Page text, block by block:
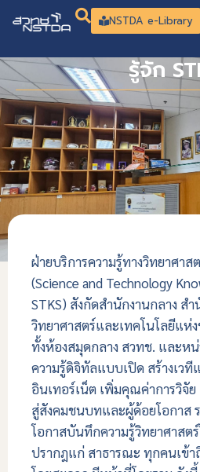
NSTDA e-Library
รู้จัก
ฝ่ายบริการความรู้ทางวิทยาศาส
(Science and Technology
STKS) สังกัดสำนักงานกลาง ส
วิทยาศาสตร์และเทคโนโลยีแห่
ทั้งห้องสมุดกลาง สวทช. และห
ความรู้ดิจิทัลแบบเปิด สร้างเวที
อินเทอร์เน็ต เพิ่มคุณค่าการวิจัย
สู่สังคมชนบทและผู้ด้อยโอกาส
โอกาสบันทึกความรู้วิทยาศาส
ปรากฎแก่ สาธารณะ ทุกคนเข้า